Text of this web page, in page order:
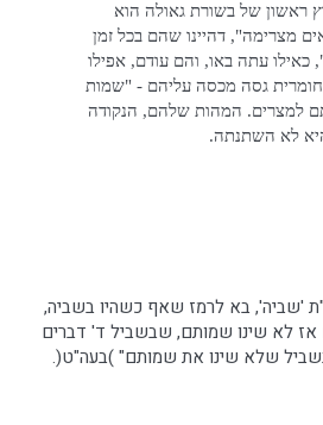
ראשון של בשורת גאולה הוא
מצרימה", דהיינו שהם בכל זמן
עתה באו, והם עודם, אפילו
גסה מכסה עליהם - "שמות
למצרים. המהות שלהם, הנקודה
לא השתנתה.
'שביה', בא לרמז שאף כשהיו בשביה,
אז לא שינו שמותם, שבשביל ד' דברים
שלא שינו את שמותם" )בעה"ט(.